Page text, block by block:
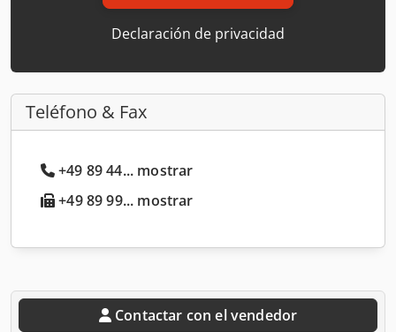
Declaración de privacidad
Teléfono & Fax
+49 89 44... mostrar
+49 89 99... mostrar
Contactar con el vendedor